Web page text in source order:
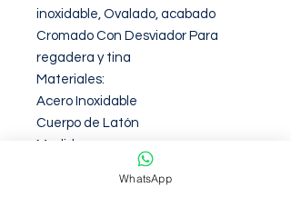
inoxidable, Ovalado, acabado
Cromado Con Desviador Para
regadera y tina
Materiales:
Acero Inoxidable
Cuerpo de Latón
Medidas:
WhatsApp